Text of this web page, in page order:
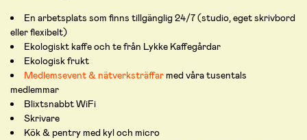
En arbetsplats som finns tillgänglig 24/7 (studio, eget skrivbord
eller flexibelt)
Ekologiskt kaffe och te från Lykke Kaffegårdar
Ekologisk frukt
Medlemsevent & nätverksträffar med våra tusentals
medlemmar
Blixtsnabbt WiFi
Skrivare
Kök & pentry med kyl och micro